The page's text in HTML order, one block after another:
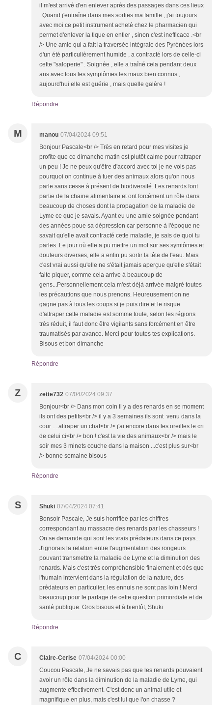
il m'est arrivé d'en enlever après des passages dans ces lieux
. Quand j'entraîne dans mes sorties ma famille , j'ai toujours
avec moi ce petit instrument acheté chez le pharmacien qui
permet d'enlever la tique en entier , sinon c'est inefficace .<br
/> Une amie qui a fait la traversée intégrale des Pyrénées lors
d'un été particulièrement humide , a contracté lors de celle-ci
cette "saloperie" . Soignée , elle a traîné cela pendant deux
ans avec tous les symptômes les maux bien connus ;
aujourd'hui elle est guérie , mais quelle galère !
Répondre
M manou 07/04/2024 09:51
Bonjour Pascale<br /> Très en retard pour mes visites je
profite que ce dimanche matin est plutôt calme pour rattraper
un peu ! Je ne peux qu'être d'accord avec toi je ne vois pas
pourquoi on continue à tuer des animaux alors qu'on nous
parle sans cesse à présent de biodiversité. Les renards font
partie de la chaine alimentaire et ont forcément un rôle dans
beaucoup de choses dont la propagation de la maladie de
Lyme ce que je savais. Ayant eu une amie soignée pendant
des années poue sa dépression car personne à l'époque ne
savait qu'elle avait contracté cette maladie, je sais de quoi tu
parles. Le jour où elle a pu mettre un mot sur ses symtômes et
douleurs diverses, elle a enfin pu sortir la tête de l'eau. Mais
c'est vrai aussi qu'elle ne s'était jamais aperçue qu'elle s'était
faite piquer, comme cela arrive à beaucoup de
gens...Personnellement cela m'est déjà arrivée malgré toutes
les précautions que nous prenons. Heureusement on ne
gagne pas à tous les coups si je puis dire et le risque
d'attraper cette maladie est somme toute, selon les régions
très réduit, il faut donc être vigilants sans forcément en être
traumatisés par avance. Merci pour toutes tes explications.
Bisous et bon dimanche
Répondre
Z zette732 07/04/2024 09:37
Bonjour<br /> Dans mon coin il y a des renards en se moment
ils ont des petits<br /> il y a 3 semaines ils sont venu dans la
cour ....attraper un chat<br /> j'ai encore dans les oreilles le cri
de celui ci<br /> bon ! c'est la vie des animaux<br /> mais le
soir mes 3 minets couche dans la maison ...c'est plus sur<br
/> bonne semaine bisous
Répondre
S Shuki 07/04/2024 07:41
Bonsoir Pascale, Je suis horrifiée par les chiffres
correspondant au massacre des renards par les chasseurs !
On se demande qui sont les vrais prédateurs dans ce pays...
J'ignorais la relation entre l'augmentation des rongeurs
pouvant transmettre la maladie de Lyme et la diminution des
renards. Mais c'est très compréhensible finalement et dès que
l'humain intervient dans la régulation de la nature, des
prédateurs en particulier, les ennuis ne sont pas loin ! Merci
beaucoup pour le partage de cette question primordiale et de
santé publique. Gros bisous et à bientôt, Shuki
Répondre
C Claire-Cerise 07/04/2024 00:00
Coucou Pascale, Je ne savais pas que les renards pouvaient
avoir un rôle dans la diminution de la maladie de Lyme, qui
augmente effectivement. C'est donc un animal utile et
magnifique en plus, mais c'est lui que l'on chasse ?